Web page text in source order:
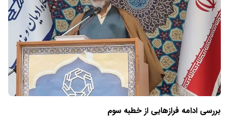
بررسی ادامه فرازهایی از خطبه سوم